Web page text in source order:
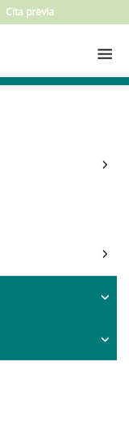
Cita prèvia